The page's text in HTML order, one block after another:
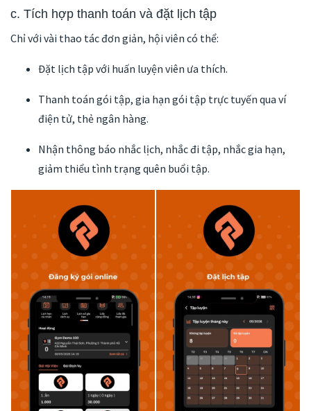
c. Tích hợp thanh toán và đặt lịch tập
Chỉ với vài thao tác đơn giản, hội viên có thể:
Đặt lịch tập với huấn luyện viên ưa thích.
Thanh toán gói tập, gia hạn gói tập trực tuyến qua ví
điện tử, thẻ ngân hàng.
Nhận thông báo nhắc lịch, nhắc đi tập, nhắc gia hạn,
giảm thiểu tình trạng quên buổi tập.